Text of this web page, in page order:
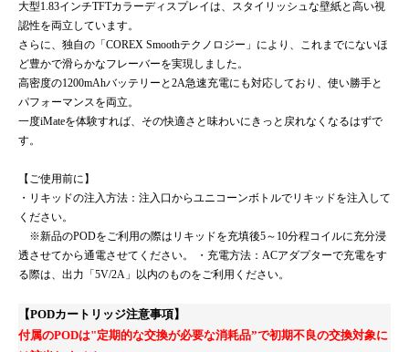
大型1.83インチTFTカラーディスプレイは、スタイリッシュな壁紙と高い視
認性を両立しています。
さらに、独自の「COREX Smoothテクノロジー」により、これまでにないほ
ど豊かで滑らかなフレーバーを実現しました。
高密度の1200mAhバッテリーと2A急速充電にも対応しており、使い勝手と
パフォーマンスを両立。
一度iMateを体験すれば、その快適さと味わいにきっと戻れなくなるはずで
す。
【ご使用前に】
・リキッドの注入方法：注入口からユニコーンボトルでリキッドを注入して
ください。
※新品のPODをご利用の際はリキッドを充填後5～10分程コイルに充分浸
透させてから通電させてください。 ・充電方法：ACアダプターで充電をす
る際は、出力「5V/2A」以内のものをご利用ください。
【PODカートリッジ注意事項】
付属のPODは"定期的な交換が必要な消耗品”で初期不良の交換対象に